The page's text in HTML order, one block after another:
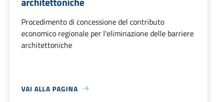
Procedimento di concessione del contributo
economico regionale per l'eliminazione delle barriere
architettoniche
VAI ALLA PAGINA